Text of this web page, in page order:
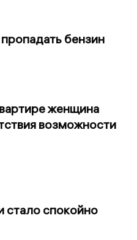
бензин
женщина
возможности
стало спокойно